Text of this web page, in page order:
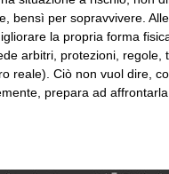
bensì per sopravvivere.
la propria forma
arbitri, protezioni,
reale). Ciò non vuol dire,
prepara ad